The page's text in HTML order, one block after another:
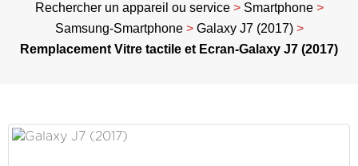
Rechercher un appareil ou service> Smartphone>
Samsung-Smartphone> Galaxy J7 (2017)>
Remplacement Vitre tactile et Ecran-Galaxy J7 (2017)